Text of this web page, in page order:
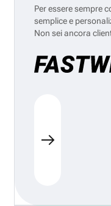
Per essere sempre
semplice e
Non sei ancora